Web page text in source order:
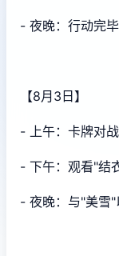
- 夜晚：行动完
【8月3日】
- 上午：卡牌对
- 下午：观看"结
- 夜晚：与"美雪